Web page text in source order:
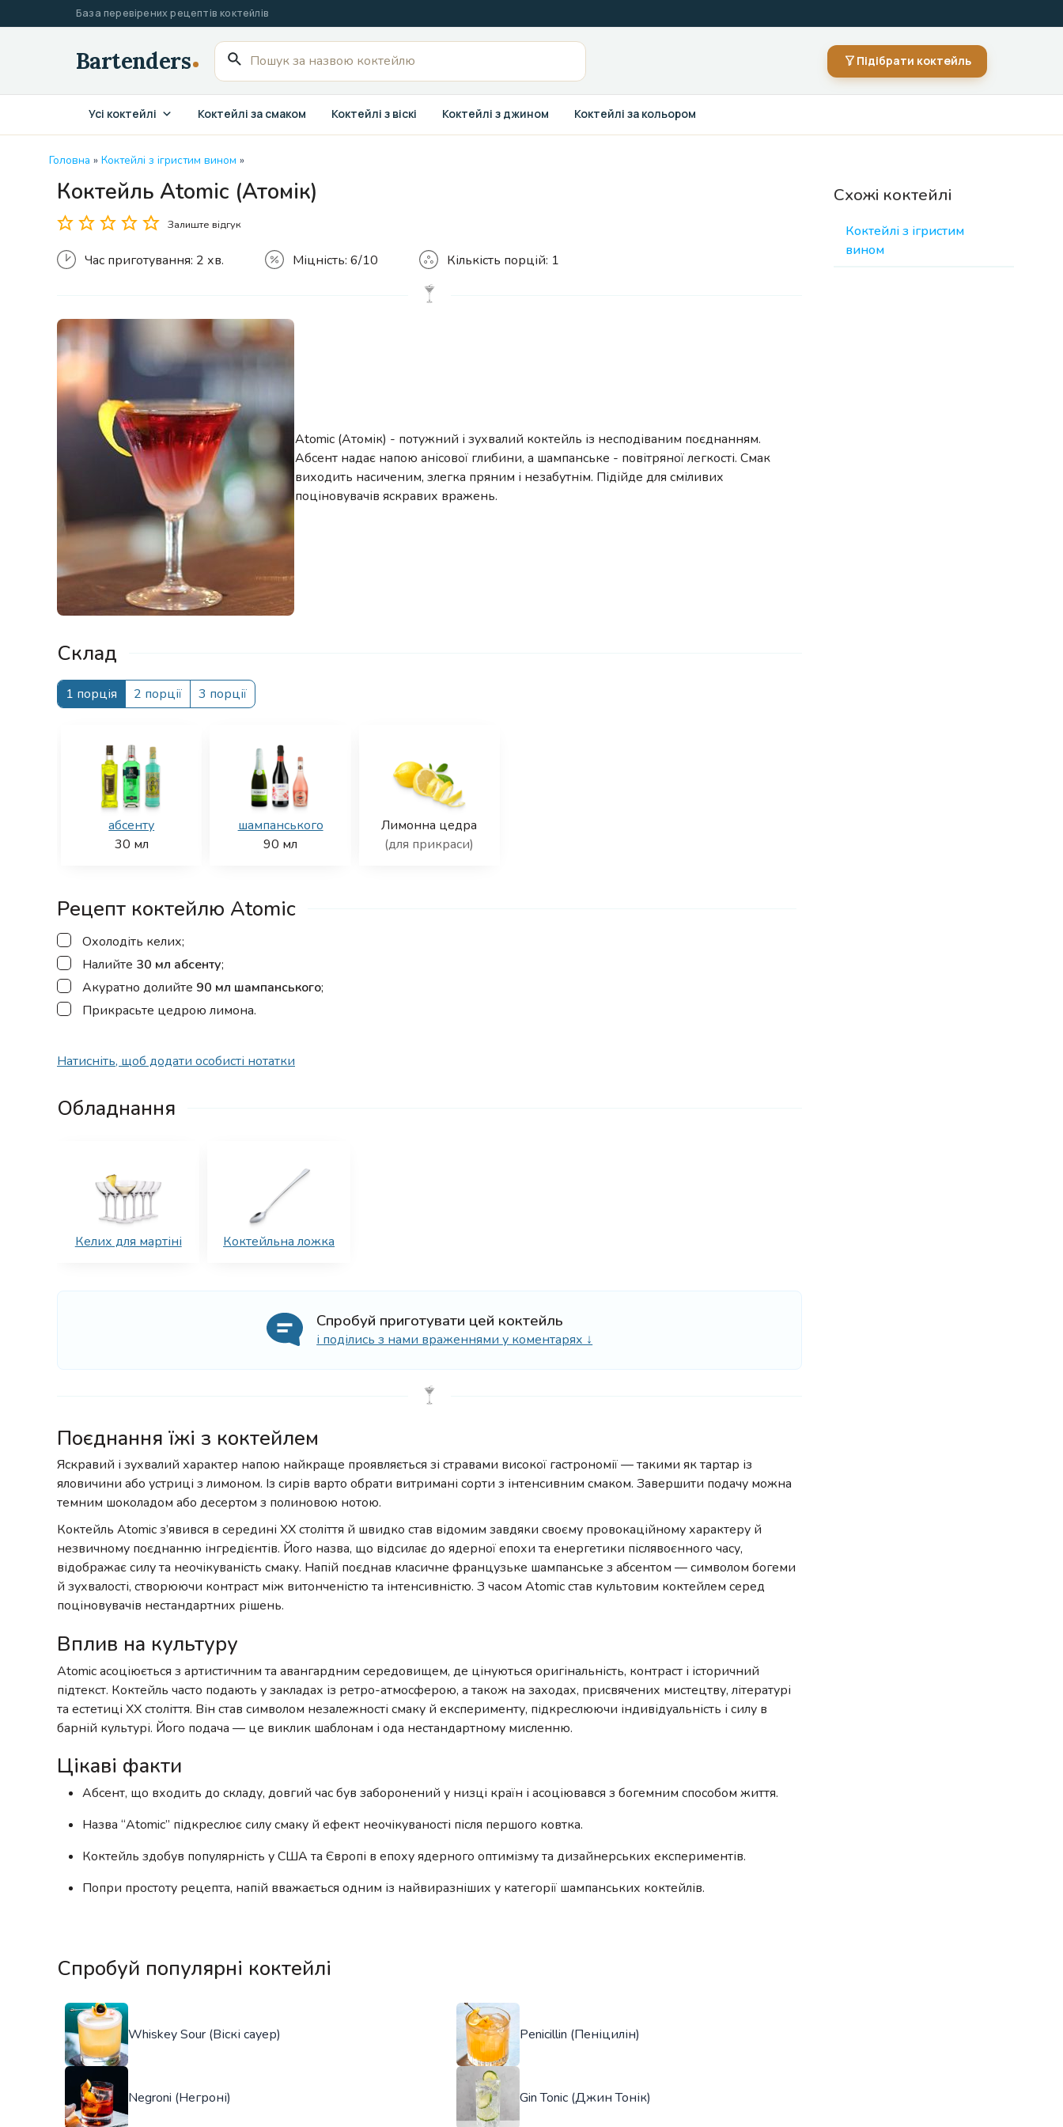
до
База перевірених рецептів коктейлів
Пошук
для:
Підібрати коктейль
Усі коктейлі Коктейлі за смаком Коктейлі з віскі Коктейлі з джином Коктейлі за кольором
Головна » Коктейлі з ігристим вином »
Коктейль Atomic (Атомік)
Залиште відгук
Час приготування: 2 хв. Міцність: 6/10 Кількість порцій: 1
Atomic (Атомік) - потужний і зухвалий коктейль із несподіваним поєднанням.
Абсент надає напою анісової глибини, а шампанське - повітряної легкості. Смак
виходить насиченим, злегка пряним і незабутнім. Підійде для сміливих
поціновувачів яскравих вражень.
Склад
1 порція 2 порції 3 порції
абсенту
30 мл
шампанського
90 мл
Лимонна цедра
(для прикраси)
Рецепт коктейлю Atomic
▢
Охолодіть келих;
▢
Налийте 30 мл абсенту;
▢
Акуратно долийте 90 мл шампанського;
▢
Прикрасьте цедрою лимона.
Натисніть, щоб додати особисті нотатки
Обладнання
Келих для мартіні Коктейльна ложка
Спробуй приготувати цей коктейль
і поділись з нами враженнями у коментарях ↓
Поєднання їжі з коктейлем
Яскравий і зухвалий характер напою найкраще проявляється зі стравами високої гастрономії — такими як тартар із
яловичини або устриці з лимоном. Із сирів варто обрати витримані сорти з інтенсивним смаком. Завершити подачу можна
темним шоколадом або десертом з полиновою нотою.
Коктейль Atomic з’явився в середині XX століття й швидко став відомим завдяки своєму провокаційному характеру й
незвичному поєднанню інгредієнтів. Його назва, що відсилає до ядерної епохи та енергетики післявоєнного часу,
відображає силу та неочікуваність смаку. Напій поєднав класичне французьке шампанське з абсентом — символом богеми
й зухвалості, створюючи контраст між витонченістю та інтенсивністю. З часом Atomic став культовим коктейлем серед
поціновувачів нестандартних рішень.
Вплив на культуру
Atomic асоціюється з артистичним та авангардним середовищем, де цінуються оригінальність, контраст і історичний
підтекст. Коктейль часто подають у закладах із ретро-атмосферою, а також на заходах, присвячених мистецтву, літературі
та естетиці XX століття. Він став символом незалежності смаку й експерименту, підкреслюючи індивідуальність і силу в
барній культурі. Його подача — це виклик шаблонам і ода нестандартному мисленню.
Цікаві факти
Абсент, що входить до складу, довгий час був заборонений у низці країн і асоціювався з богемним способом життя.
Назва “Atomic” підкреслює силу смаку й ефект неочікуваності після першого ковтка.
Коктейль здобув популярність у США та Європі в епоху ядерного оптимізму та дизайнерських експериментів.
Попри простоту рецепта, напій вважається одним із найвиразніших у категорії шампанських коктейлів.
Спробуй популярні коктейлі
Whiskey Sour (Віскі сауер) Penicillin (Пеніцилін)
Negroni (Негроні) Gin Tonic (Джин Тонік)
Схожі коктейлі
Коктейлі з ігристим
вином